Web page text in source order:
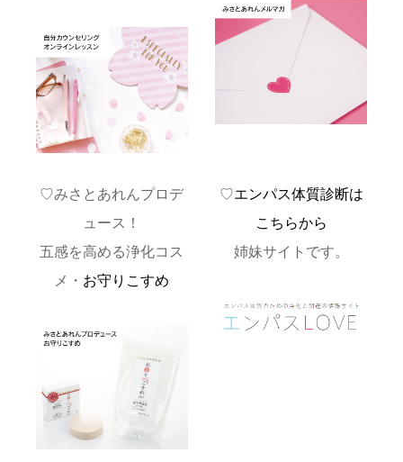
♡みさとあれんプロデ
ュース！
五感を高める浄化コス
メ・ お守りこすめ
♡エンパス体質診断は
こちらから
姉妹サイトです。